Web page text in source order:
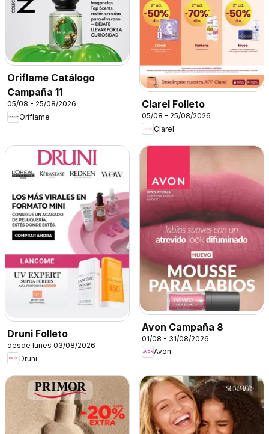
Oriflame Catálogo
Campaña 11
05/08 - 25/08/2026
Oriflame
Clarel Folleto
05/08 - 25/08/2026
Clarel
Druni Folleto
desde lunes 03/08/2026
Druni
Avon Campaña 8
01/08 - 31/08/2026
Avon